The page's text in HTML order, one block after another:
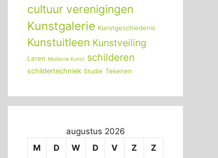
cultuur verenigingen
Kunstgalerie Kunstgeschiedenis
Kunstuitleen Kunstveiling
Leren Moderne Kunst schilderen
schildertechniek Studie Tekenen
augustus 2026
M
D W D V Z Z